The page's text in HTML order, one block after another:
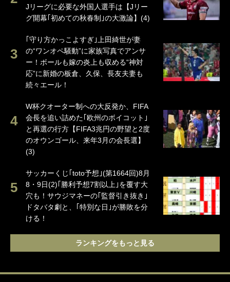
Jリーグに必要な外国人選手は【Jリー
グ開幕｢初めての秋春制｣の大激論】(4)
｢守り方かっこよすぎ｣上田綺世が妻
の“ワンオペ騒動”に家族写真でアンサ
ー！ボールも嫁の炎上も収める“神対
応”に新婚の板倉、久保、長友夫妻も
続々エール！
W杯クオーター制への大反発か、FIFA
会長を追い詰めた｢欧州のボイコット｣
と再選の行方【FIFA3兆円の野望と2度
のオウンゴール、来年3月の会長選】
(3)
サッカーくじ｢toto予想｣(第1664回)8月
8・9日(2)｢勝利予想7割以上｣を覆す大
穴も！サウジマネーの｢監督引き抜き｣
ドタバタ劇と、｢特別な日｣が勝敗を分
ける！
ランキングをもっと見る